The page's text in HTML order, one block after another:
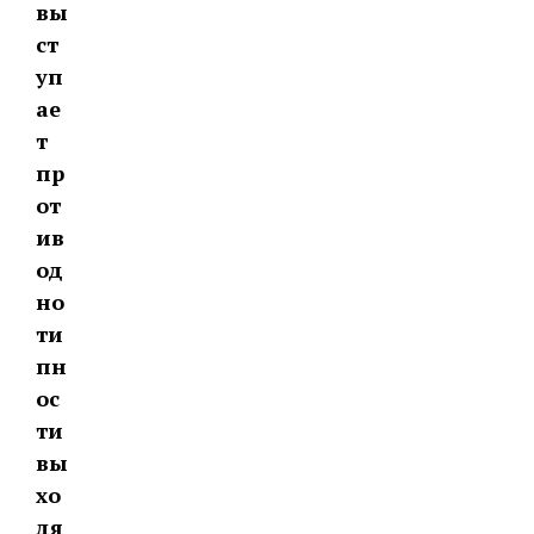
вы
ст
уп
ае
т
пр
от
ив
од
но
ти
пн
ос
ти
вы
хо
дя